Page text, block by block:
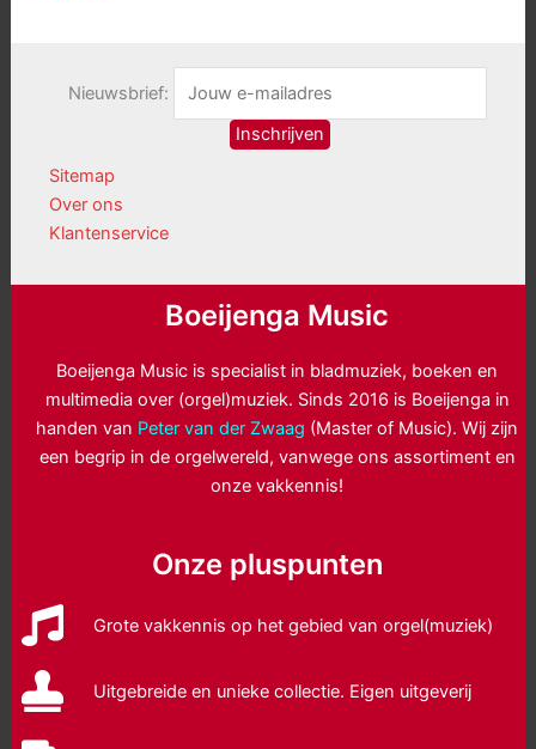
Nieuwsbrief:
Sitemap
Over ons
Klantenservice
Boeijenga Music
Boeijenga Music is specialist in bladmuziek, boeken en
multimedia over (orgel)muziek. Sinds 2016 is Boeijenga in
handen van Peter van der Zwaag (Master of Music). Wij zijn
een begrip in de orgelwereld, vanwege ons assortiment en
onze vakkennis!
Onze pluspunten
Grote vakkennis op het gebied van orgel(muziek)
Uitgebreide en unieke collectie. Eigen uitgeverij